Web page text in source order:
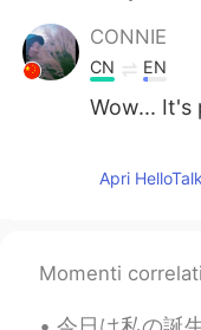
CONNIE
CN EN
Wow... It's
Apri
Momenti correlati